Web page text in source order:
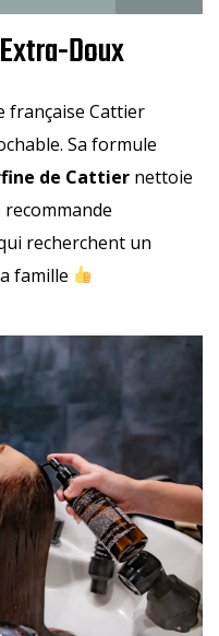
Doux
française Cattier
Sa formule
de Cattier nettoie
recommande
recherchent un
famille